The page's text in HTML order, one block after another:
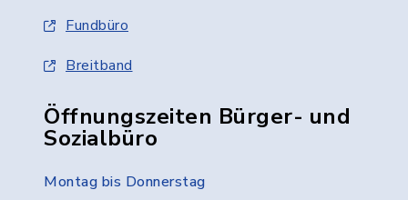
Fundbüro
Breitband
Öffnungszeiten Bürger- und
Sozialbüro
Montag bis Donnerstag